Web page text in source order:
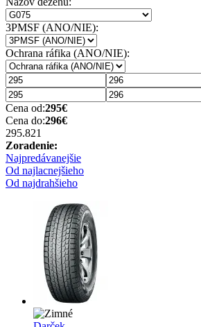
3PMSF (ANO/NIE):
Ochrana ráfika (ANO/NIE):
Cena od:295€
Cena do:296€
295.821
Zoradenie:
Najpredávanejšie
Od najlacnejšieho
Od najdrahšieho